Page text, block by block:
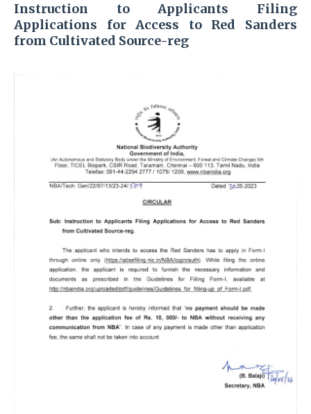
Instruction to Applicants Filing
Applications for Access to Red Sanders
from Cultivated Source-reg